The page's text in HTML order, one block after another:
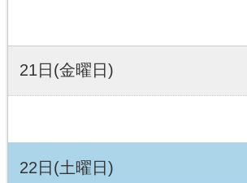
21日(金曜日)
22日(土曜日)